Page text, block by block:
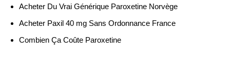
Acheter Du Vrai Générique Paroxetine Norvège
Acheter Paxil 40 mg Sans Ordonnance France
Combien Ça Coûte Paroxetine